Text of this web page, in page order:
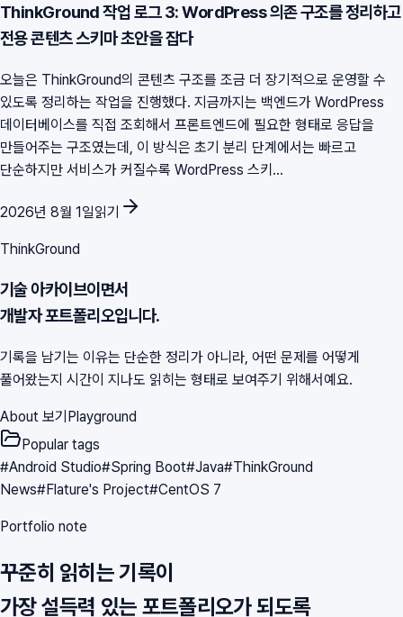
ThinkGround 작업 로그 3: WordPress 의존 구조를 정리하고
전용 콘텐츠 스키마 초안을 잡다
오늘은 ThinkGround의 콘텐츠 구조를 조금 더 장기적으로 운영할 수
있도록 정리하는 작업을 진행했다. 지금까지는 백엔드가 WordPress
데이터베이스를 직접 조회해서 프론트엔드에 필요한 형태로 응답을
만들어주는 구조였는데, 이 방식은 초기 분리 단계에서는 빠르고
단순하지만 서비스가 커질수록 WordPress 스키...
2026년 8월 1일읽기
ThinkGround
기술 아카이브이면서
개발자 포트폴리오입니다.
기록을 남기는 이유는 단순한 정리가 아니라, 어떤 문제를 어떻게
풀어왔는지 시간이 지나도 읽히는 형태로 보여주기 위해서예요.
About 보기Playground
Popular tags
#Android Studio#Spring Boot#Java#ThinkGround
News#Flature's Project#CentOS 7
Portfolio note
꾸준히 읽히는 기록이
가장 설득력 있는 포트폴리오가 되도록